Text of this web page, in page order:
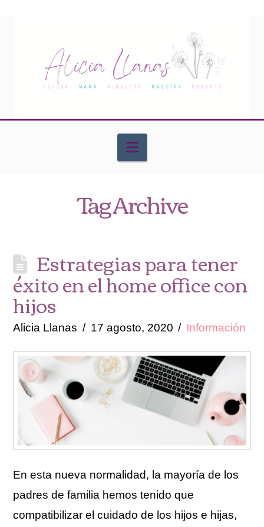
Navigation
Tag Archive
Estrategias para tener
éxito en el home office con
hijos
Alicia Llanas 17 agosto, 2020 Información
En esta nueva normalidad, la mayoría de los
padres de familia hemos tenido que
compatibilizar el cuidado de los hijos e hijas,